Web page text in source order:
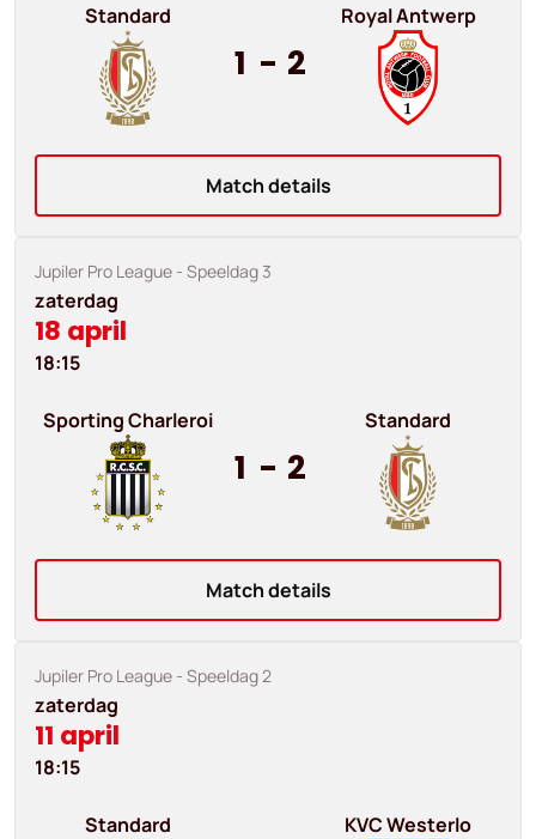
Standard
1 - 2
Royal Antwerp
Match details
Jupiler Pro League - Speeldag 3
zaterdag
18 april
18:15
Sporting Charleroi
1 - 2
Standard
Match details
Jupiler Pro League - Speeldag 2
zaterdag
11 april
18:15
Standard KVC Westerlo